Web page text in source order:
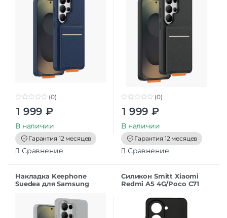
t
o
f
5
(0)
1 999 ₽
В наличии
Гарантия 12 месяцев
Сравнение
t
o
f
5
(0)
1 999 ₽
В наличии
Гарантия 12 месяцев
Сравнение
Накладка Keephone
Suedea для Samsung
Силикон Smitt Xiaomi
Redmi A5 4G/Poco C71